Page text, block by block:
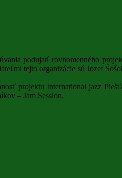
podujatí rovnomenného
tejto organizácie sú Jozef
projektu International jazz
– Jam Session.